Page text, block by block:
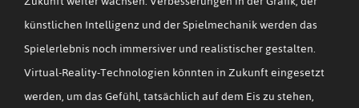
künstlichen Intelligenz und der Spielmechanik werden das
Spielerlebnis noch immersiver und realistischer gestalten.
Virtual-Reality-Technologien könnten in Zukunft eingesetzt
werden, um das Gefühl, tatsächlich auf dem Eis zu stehen,